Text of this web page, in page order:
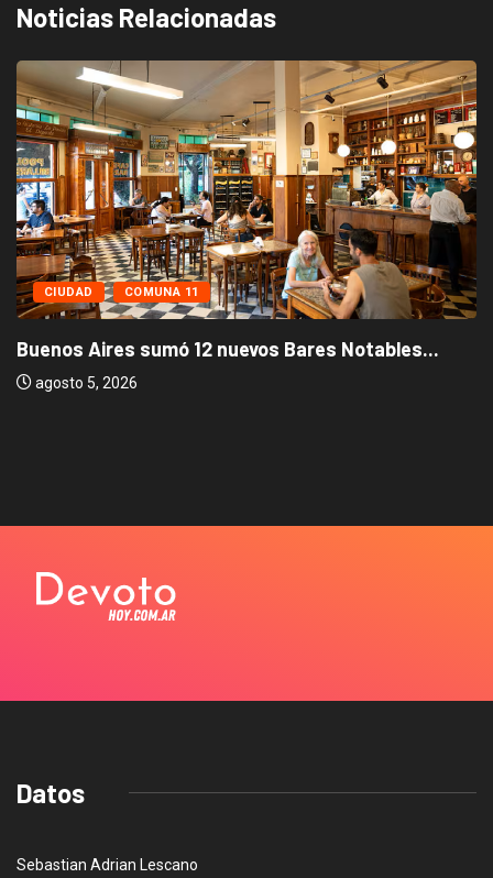
Noticias Relacionadas
CIUDAD COMUNA 11
Buenos Aires sumó 12 nuevos Bares Notables...
agosto 5, 2026
Datos
Sebastian Adrian Lescano